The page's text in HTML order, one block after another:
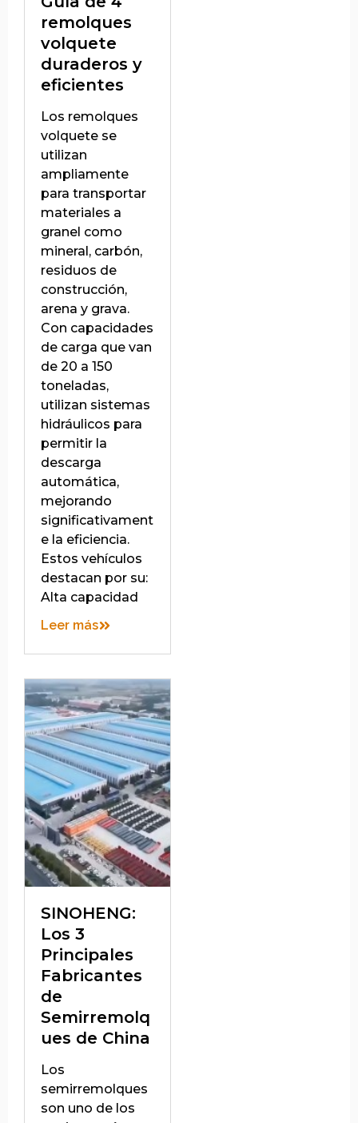
remolques
volquete
duraderos y
eficientes
Los remolques
volquete se
utilizan
ampliamente
para transportar
materiales a
granel como
mineral, carbón,
residuos de
construcción,
arena y grava.
Con capacidades
de carga que van
de 20 a 150
toneladas,
utilizan sistemas
hidráulicos para
permitir la
descarga
automática,
mejorando
significativament
e la eficiencia.
Estos vehículos
destacan por su:
Alta capacidad
Leer más
SINOHENG:
Los 3
Principales
Fabricantes
de
Semirremolq
ues de China
Los
semirremolques
son uno de los